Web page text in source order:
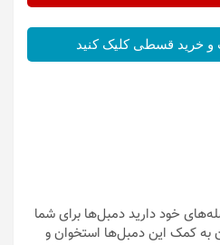
خرید قسطی کلیک کنید
خود دارید دمبل‌ها برای شما
به کمک این دمبل‌ها استخوان و